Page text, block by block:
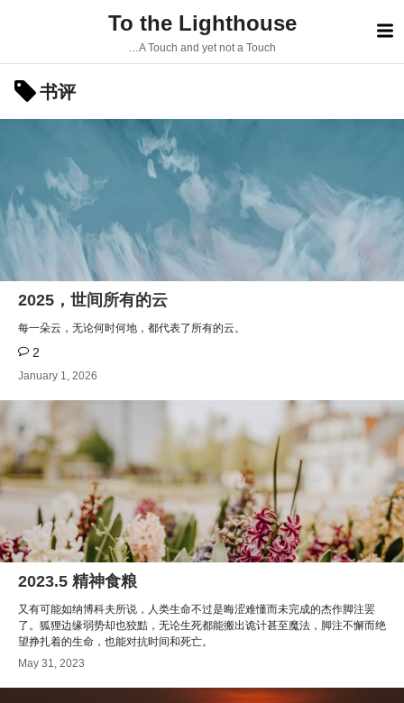
p
c
n
To the Lighthouse
…A Touch and yet not a Touch
书评
2025，世间所有的云
每一朵云，无论何时何地，都代表了所有的云。
2
January 1, 2026
2023.5 精神食粮
又有可能如纳博科夫所说，人类生命不过是晦涩难懂而未完成的杰作脚注罢
了。狐狸边缘弱势却也狡黠，无论生死都能搬出诡计甚至魔法，脚注不懈而绝
望挣扎着的生命，也能对抗时间和死亡。
May 31, 2023